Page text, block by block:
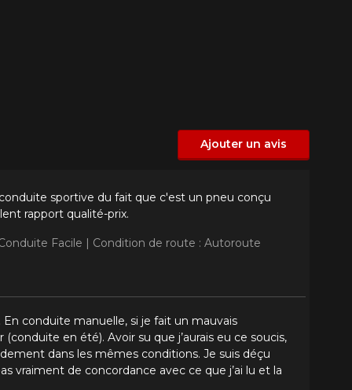
Ajouter un avis
sportive du fait que c'est un pneu conçu
rapport qualité-prix.
Facile | Condition de route : Autoroute
conduite manuelle, si je fait un mauvais
en été). Avoir su que j’aurais eu ce soucis,
dans les mêmes conditions. Je suis déçu
vraiment de concordance avec ce que j’ai lu et la